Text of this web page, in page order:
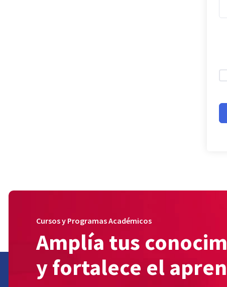
Cursos y Programas Académicos
Amplía tus
y fortalece el